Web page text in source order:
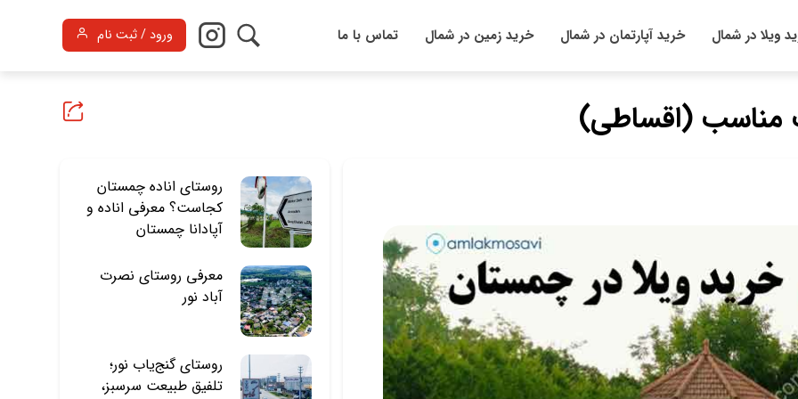
ویلا در شمال خرید آپارتمان در شمال خرید زمین در شمال تماس با ما ورود / ثبت نام
مناسب (اقساطی)
روستای اناده چمستان
کجاست؟ معرفی اناده و
آپادانا چمستان
معرفی روستای نصرت
آباد نور
روستای گنج‌یاب نور؛
تلفیق طبیعت سرسبز،